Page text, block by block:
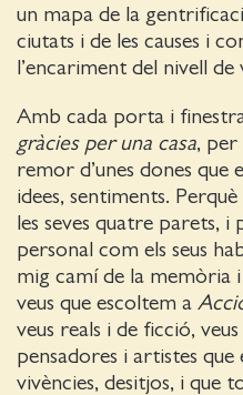
un mapa de la
ciutats i de les causes i
l’encariment del nivell de
Amb cada porta i
gràcies per una casa, per
remor d’unes dones que
idees, sentiments.
les seves quatre parets,
personal com els seus
mig camí de la memòria i
veus que escoltem a
veus reals i de ficció,
pensadores i artistes
vivències, desitjos, i que